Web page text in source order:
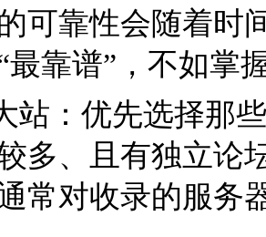
可靠性会随着时
最靠谱”，不如掌
站：优先选择那
多、且有独立论
常对收录的服务